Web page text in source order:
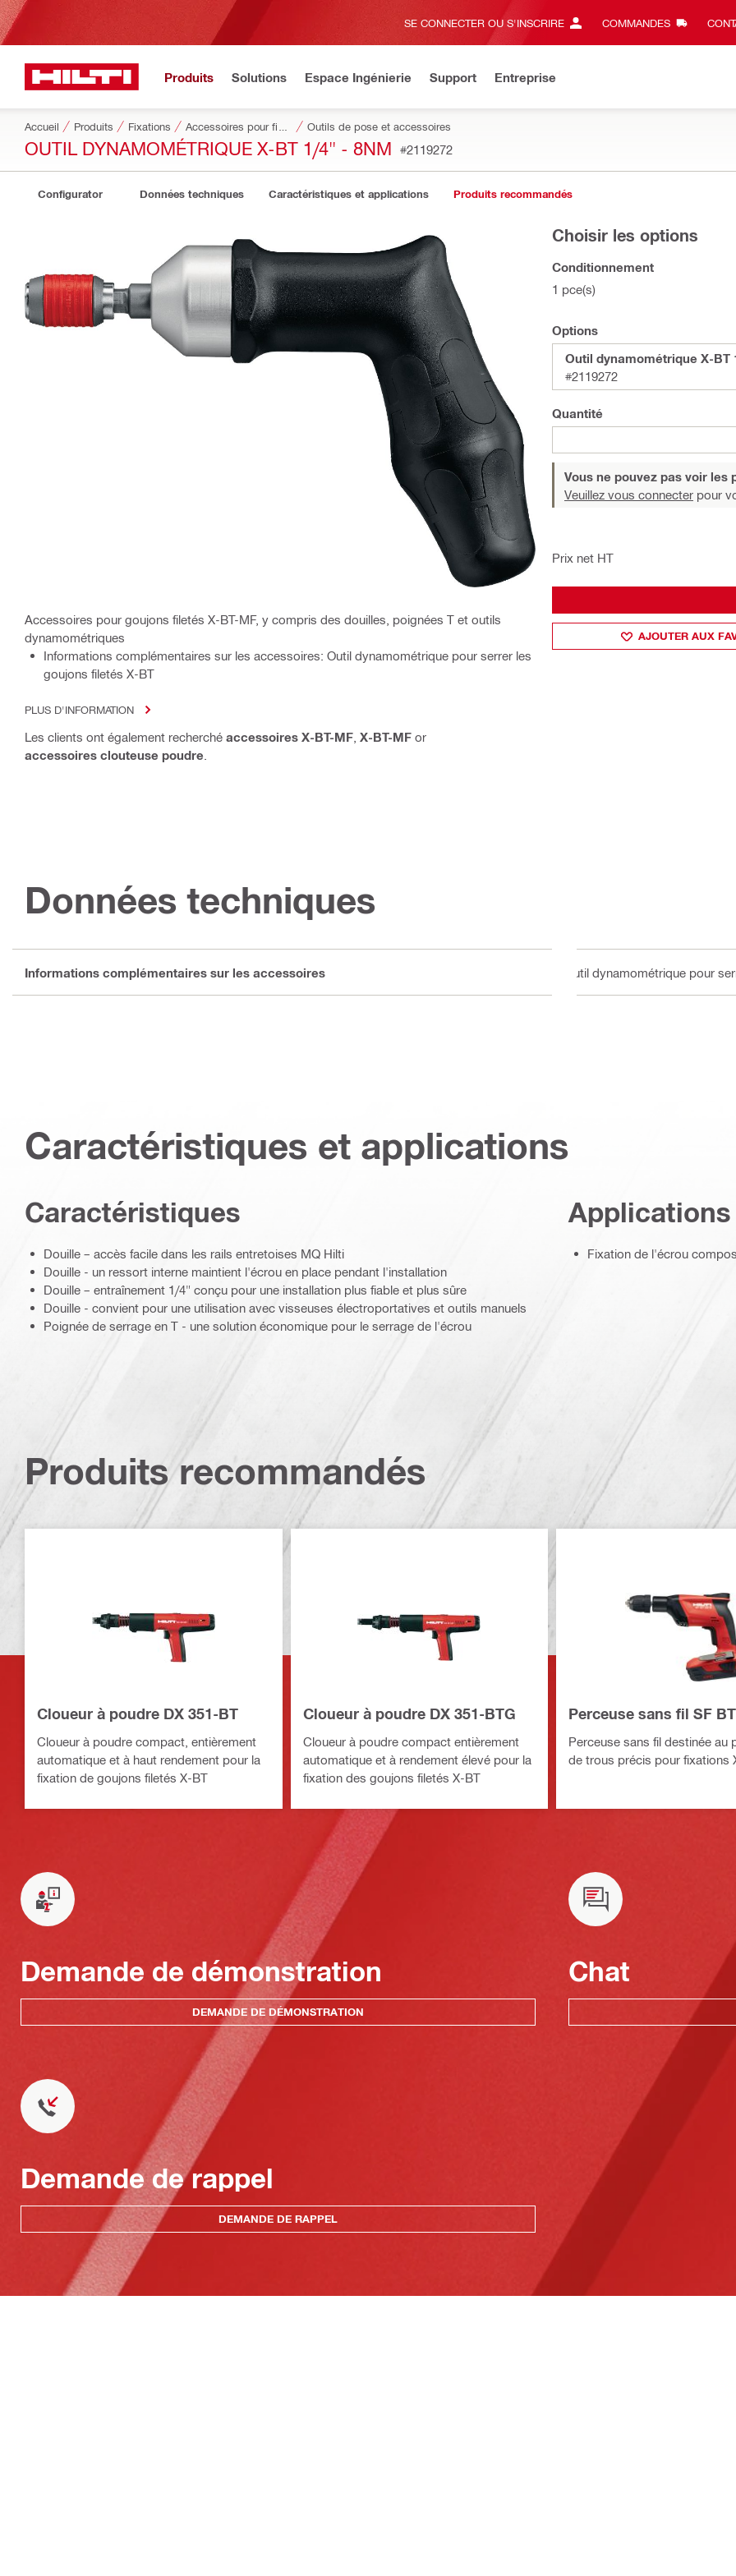
SE CONNECTER OU S'INSCRIRE COMMANDES
Produits Solutions Espace Ingénierie Support Entreprise
Accueil Produits Fixations Outils de pose et accessoires
OUTIL DYNAMOMÉTRIQUE X-BT 1/4" - 8NM #2119272
Configurator Données techniques Caractéristiques et applications Produits recommandés
Accessoires pour goujons filetés X-BT-MF, y compris des douilles, poignées T et outils
dynamométriques
Informations complémentaires sur les accessoires: Outil dynamométrique pour serrer les
goujons filetés X-BT
PLUS D'INFORMATION
Les clients ont également recherché accessoires X-BT-MF X-BT-MF or
accessoires clouteuse poudre
Choisir les options
Conditionnement
1 pce(s)
Options
Outil dynamométrique X-BT
#2119272
Quantité
Vous ne pouvez pas voir les
Veuillez vous connecter pour
Prix net HT
AJOUTER AUX
Données techniques
Informations complémentaires sur les accessoires Outil dynamométrique pour
Caractéristiques et applications
Caractéristiques
Douille – accès facile dans les rails entretoises MQ Hilti
Douille - un ressort interne maintient l'écrou en place pendant l'installation
Douille – entraînement 1/4" conçu pour une installation plus fiable et plus sûre
Douille - convient pour une utilisation avec visseuses électroportatives et outils manuels
Poignée de serrage en T - une solution économique pour le serrage de l'écrou
Applications
Fixation de l'écrou
Produits recommandés
Cloueur à poudre DX 351-BT
Cloueur à poudre compact, entièrement
automatique et à haut rendement pour la
fixation de goujons filetés X-BT
Cloueur à poudre DX 351-BTG
Cloueur à poudre compact entièrement
automatique et à rendement élevé pour la
fixation des goujons filetés X-BT
Perceuse sans fil SF BT
Perceuse sans fil destinée au
de trous précis pour fixations
Demande de démonstration
DEMANDE DE DÉMONSTRATION
Chat
Demande de rappel
DEMANDE DE RAPPEL